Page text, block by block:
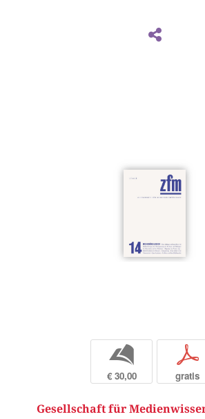
b
€ 30,00
p
gratis
Gesellschaft für